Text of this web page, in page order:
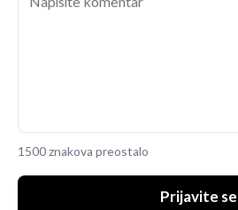
1500 znakova preostalo
Prijavite se